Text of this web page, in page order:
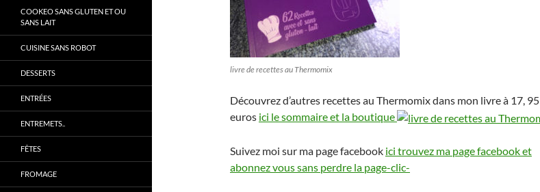
livre de recettes au Thermomix
Découvrez d’autres recettes au Thermomix dans mon livre à 17, 95
euros ici le sommaire et la boutique
Suivez moi sur ma page facebook ici trouvez ma page facebook et
abonnez vous sans perdre la page-clic-
COOKEO SANS GLUTEN ET OU
SANS LAIT
CUISINE SANS ROBOT
DESSERTS
ENTRÉES
ENTREMETS..
FÊTES
FROMAGE